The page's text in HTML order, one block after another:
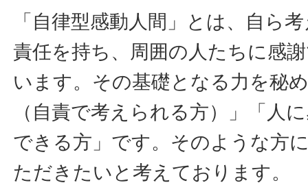
「自律型感動人間」とは、自ら
責任を持ち、周囲の人たちに感
います。その基礎となる力を秘
（自責で考えられる方）」「人
できる方」です。そのような方
ただきたいと考えております。